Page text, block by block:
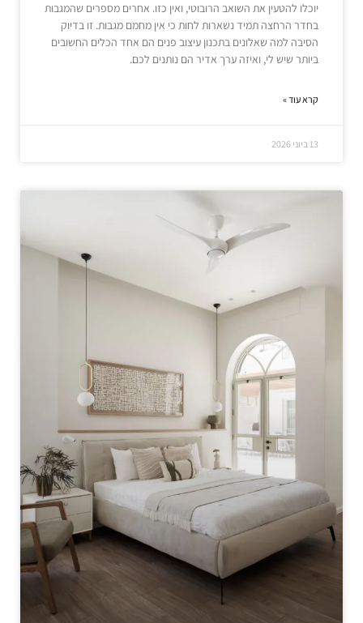
יוכלו להטעין את השואב הרובוטי, ואין כזו. אחרים מספרים שהמגבות
בחדר הרחצה תמיד נשארות לחות כי אין מחמם מגבות. זו בדיוק
הסיבה למה שאלונים בתכנון עיצוב פנים הם אחד הכלים החשובים
ביותר שיש לי, ואיזה ערך אדיר הם נותנים לכם.
קרא עוד »
13 ביוני 2026